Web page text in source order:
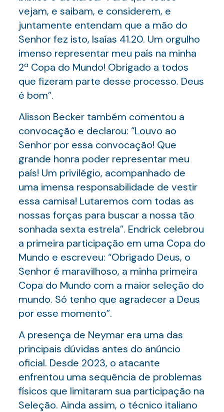
vejam, e saibam, e considerem, e
juntamente entendam que a mão do
Senhor fez isto, Isaías 41.20. Um orgulho
imenso representar meu país na minha
2ª Copa do Mundo! Obrigado a todos
que fizeram parte desse processo. Deus
é bom”.
Alisson Becker também comentou a
convocação e declarou: “Louvo ao
Senhor por essa convocação! Que
grande honra poder representar meu
país! Um privilégio, acompanhado de
uma imensa responsabilidade de vestir
essa camisa! Lutaremos com todas as
nossas forças para buscar a nossa tão
sonhada sexta estrela”. Endrick celebrou
a primeira participação em uma Copa do
Mundo e escreveu: “Obrigado Deus, o
Senhor é maravilhoso, a minha primeira
Copa do Mundo com a maior seleção do
mundo. Só tenho que agradecer a Deus
por esse momento”.
A presença de Neymar era uma das
principais dúvidas antes do anúncio
oficial. Desde 2023, o atacante
enfrentou uma sequência de problemas
físicos que limitaram sua participação na
Seleção. Ainda assim, o técnico italiano